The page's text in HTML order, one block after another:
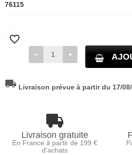
76115
favorite_border
local_shipping Livraison prévue à partir du 17/
Livraison gratuite
En France à partir de 199 €
d'achats